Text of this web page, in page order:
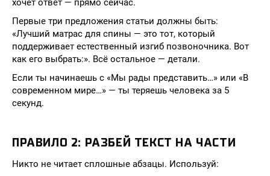
хочет ответ — прямо сейчас.
Первые три предложения статьи должны быть:
«Лучший матрас для спины — это тот, который
поддерживает естественный изгиб позвоночника. Вот
как его выбрать:». Всё остальное — детали.
Если ты начинаешь с «Мы рады представить…» или «В
современном мире…» — ты теряешь человека за 5
секунд.
ПРАВИЛО 2: РАЗБЕЙ ТЕКСТ НА ЧАСТИ
Никто не читает сплошные абзацы. Используй: